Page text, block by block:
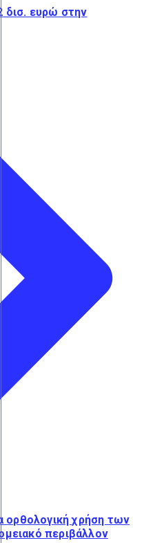
δισ. ευρώ στην
ορθολογική χρήση των
περιβάλλον